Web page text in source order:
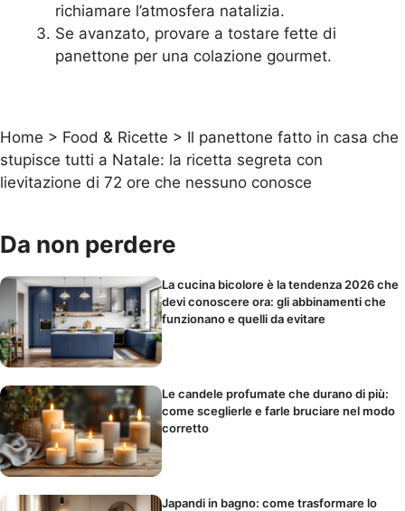
richiamare l’atmosfera natalizia.
Se avanzato, provare a tostare fette di
panettone per una colazione gourmet.
Home > Food & Ricette > Il panettone fatto in casa che
stupisce tutti a Natale: la ricetta segreta con
lievitazione di 72 ore che nessuno conosce
Da non perdere
La cucina bicolore è la tendenza 2026 che
devi conoscere ora: gli abbinamenti che
funzionano e quelli da evitare
Le candele profumate che durano di più:
come sceglierle e farle bruciare nel modo
corretto
Japandi in bagno: come trasformare lo